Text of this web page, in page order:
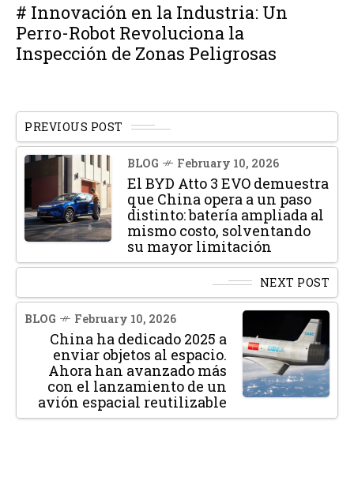
# Innovación en la Industria: Un
Perro-Robot Revoluciona la
Inspección de Zonas Peligrosas
PREVIOUS POST
BLOG February 10, 2026
El BYD Atto 3 EVO demuestra
que China opera a un paso
distinto: batería ampliada al
mismo costo, solventando
su mayor limitación
NEXT POST
BLOG February 10, 2026
China ha dedicado 2025 a
enviar objetos al espacio.
Ahora han avanzado más
con el lanzamiento de un
avión espacial reutilizable